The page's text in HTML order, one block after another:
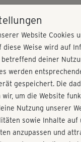
Play
Website Cookies
diese Weise wird auf
deiner
werden
gespeichert. Die
wir, um die Website
Nutzung unserer
sowie Inhalte auf
anzupassen und